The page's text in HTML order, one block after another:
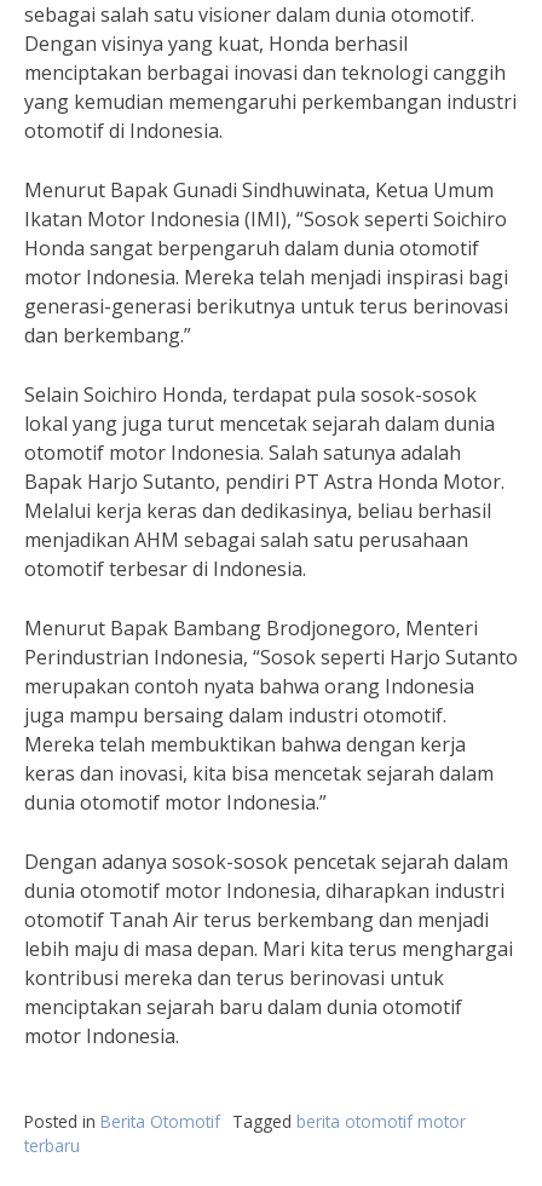
sebagai salah satu visioner dalam dunia otomotif.
Dengan visinya yang kuat, Honda berhasil
menciptakan berbagai inovasi dan teknologi canggih
yang kemudian memengaruhi perkembangan industri
otomotif di Indonesia.
Menurut Bapak Gunadi Sindhuwinata, Ketua Umum
Ikatan Motor Indonesia (IMI), “Sosok seperti Soichiro
Honda sangat berpengaruh dalam dunia otomotif
motor Indonesia. Mereka telah menjadi inspirasi bagi
generasi-generasi berikutnya untuk terus berinovasi
dan berkembang.”
Selain Soichiro Honda, terdapat pula sosok-sosok
lokal yang juga turut mencetak sejarah dalam dunia
otomotif motor Indonesia. Salah satunya adalah
Bapak Harjo Sutanto, pendiri PT Astra Honda Motor.
Melalui kerja keras dan dedikasinya, beliau berhasil
menjadikan AHM sebagai salah satu perusahaan
otomotif terbesar di Indonesia.
Menurut Bapak Bambang Brodjonegoro, Menteri
Perindustrian Indonesia, “Sosok seperti Harjo Sutanto
merupakan contoh nyata bahwa orang Indonesia
juga mampu bersaing dalam industri otomotif.
Mereka telah membuktikan bahwa dengan kerja
keras dan inovasi, kita bisa mencetak sejarah dalam
dunia otomotif motor Indonesia.”
Dengan adanya sosok-sosok pencetak sejarah dalam
dunia otomotif motor Indonesia, diharapkan industri
otomotif Tanah Air terus berkembang dan menjadi
lebih maju di masa depan. Mari kita terus menghargai
kontribusi mereka dan terus berinovasi untuk
menciptakan sejarah baru dalam dunia otomotif
motor Indonesia.
Posted in Berita Otomotif Tagged berita otomotif motor
terbaru